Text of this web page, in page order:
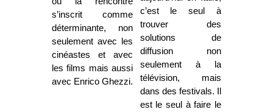
s’inscrit comme
déterminante, non
seulement avec les
cinéastes et avec
les films mais aussi
avec Enrico Ghezzi.
c’est le seul à
trouver des
solutions de
diffusion non
seulement à la
télévision, mais
dans des festivals. Il
est le seul à faire le